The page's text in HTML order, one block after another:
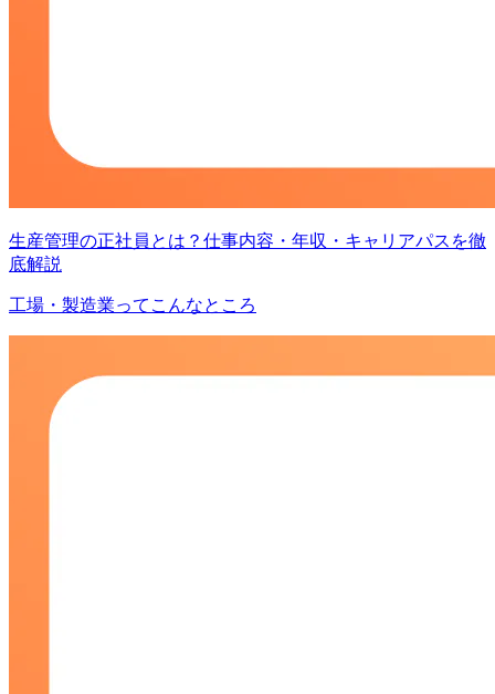
生産管理の正社員とは？仕事内容・年収・キャリアパスを徹
底解説
工場・製造業ってこんなところ